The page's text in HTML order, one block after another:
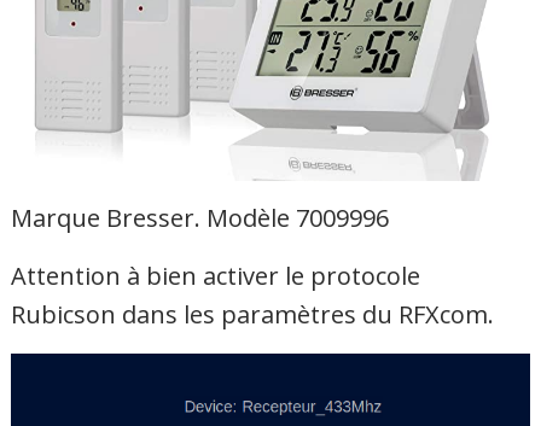
Marque Bresser. Modèle 7009996
Attention à bien activer le protocole
Rubicson dans les paramètres du RFXcom.